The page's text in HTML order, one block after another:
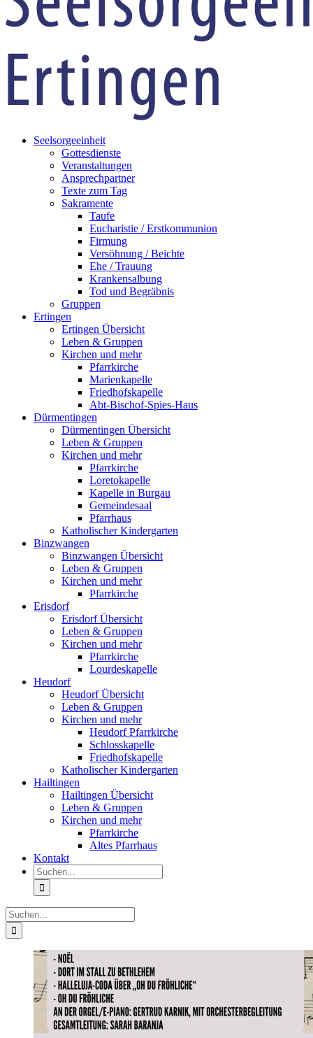
Seelsorgeeinheit
Gottesdienste
Veranstaltungen
Ansprechpartner
Texte zum Tag
Sakramente
Taufe
Eucharistie / Erstkommunion
Firmung
Versöhnung / Beichte
Ehe / Trauung
Krankensalbung
Tod und Begräbnis
Gruppen
Ertingen
Ertingen Übersicht
Leben & Gruppen
Kirchen und mehr
Pfarrkirche
Marienkapelle
Friedhofskapelle
Abt-Bischof-Spies-Haus
Dürmentingen
Dürmentingen Übersicht
Leben & Gruppen
Kirchen und mehr
Pfarrkirche
Loretokapelle
Kapelle in Burgau
Gemeindesaal
Pfarrhaus
Katholischer Kindergarten
Binzwangen
Binzwangen Übersicht
Leben & Gruppen
Kirchen und mehr
Pfarrkirche
Erisdorf
Erisdorf Übersicht
Leben & Gruppen
Kirchen und mehr
Pfarrkirche
Lourdeskapelle
Heudorf
Heudorf Übersicht
Leben & Gruppen
Kirchen und mehr
Heudorf Pfarrkirche
Schlosskapelle
Friedhofskapelle
Katholischer Kindergarten
Hailtingen
Hailtingen Übersicht
Leben & Gruppen
Kirchen und mehr
Pfarrkirche
Altes Pfarrhaus
Kontakt
Suche
nach:
Suche
nach: